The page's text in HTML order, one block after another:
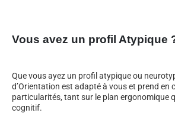
Vous avez un profil Atypique
Que vous ayez un profil atypique ou
d’Orientation est adapté à vous et prend en
particularités, tant sur le plan ergonomique
cognitif.